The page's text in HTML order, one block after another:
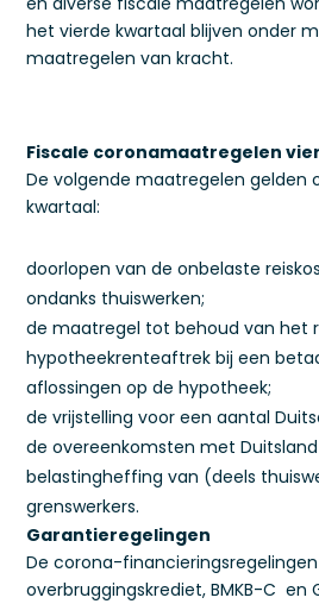
het vierde kwartaal blijven onder
maatregelen van kracht.
Fiscale coronamaatregelen
De volgende maatregelen gelden
kwartaal:
doorlopen van de onbelaste
ondanks thuiswerken;
de maatregel tot behoud van het
hypotheekrenteaftrek bij een
aflossingen op de hypotheek;
de vrijstelling voor een aantal
de overeenkomsten met
belastingheffing van (deels
grenswerkers.
Garantieregelingen
De corona-financieringsregelingen
overbruggingskrediet, BMKB-C en